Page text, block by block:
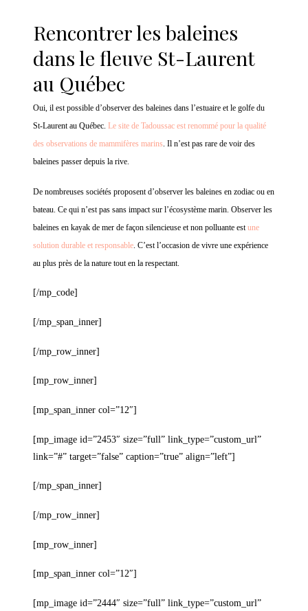
Rencontrer les baleines
dans le fleuve St-Laurent
au Québec
Oui, il est possible d’observer des baleines dans l’estuaire et le golfe du
St-Laurent au Québec. Le site de Tadoussac est renommé pour la qualité
des observations de mammifères marins. Il n’est pas rare de voir des
baleines passer depuis la rive.
De nombreuses sociétés proposent d’observer les baleines en zodiac ou en
bateau. Ce qui n’est pas sans impact sur l’écosystème marin. Observer les
baleines en kayak de mer de façon silencieuse et non polluante est une
solution durable et responsable . C’est l’occasion de vivre une expérience
au plus près de la nature tout en la respectant.
[/mp_code]
[/mp_span_inner]
[/mp_row_inner]
[mp_row_inner]
[mp_span_inner col=”12″]
[mp_image id=”2453″ size=”full” link_type=”custom_url”
link=”#” target=”false” caption=”true” align=”left”]
[/mp_span_inner]
[/mp_row_inner]
[mp_row_inner]
[mp_span_inner col=”12″]
[mp_image id=”2444″ size=”full” link_type=”custom_url”